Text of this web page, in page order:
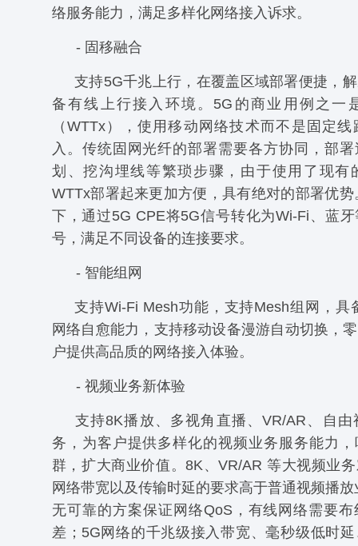
络服务能力，满足多样化网络接入诉求。
- 固移融合
支持5G千兆上行，在覆盖区域部署便捷，
备有线上行接入环境。5G的商业用例之一
（WTTx），使用移动网络技术而不是固定
入。传统固网光纤的部署需要各方协同，部
划、挖沟埋线等繁琐步骤，由于使用了现有
WTTx部署起来更加方便，具有绝对的部署优
下，通过5G CPE将5G信号转化为Wi-Fi、蓝
号，满足不同设备的连接要求。
- 智能组网
支持Wi-Fi Mesh功能，支持Mesh组网，具
网络自愈能力，支持移动设备漫游自动切换，
户提供高品质的网络接入体验。
- 视频业务新体验
支持8K播放、多视角直播、VR/AR、自
务，为客户提供多样化的视频业务服务能力
群，扩大商业价值。8K、VR/AR 等大视频业
网络带宽以及传输时延的要求高于普通视频播
无可靠的方案保证网络QoS，有线网络需要
差；5G网络的千兆级接入带宽、毫秒级低时